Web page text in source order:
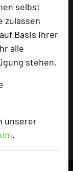
selbst
zulassen
Basis ihrer
alle
stehen.
unserer
.
aufgerufen.
sind dafür